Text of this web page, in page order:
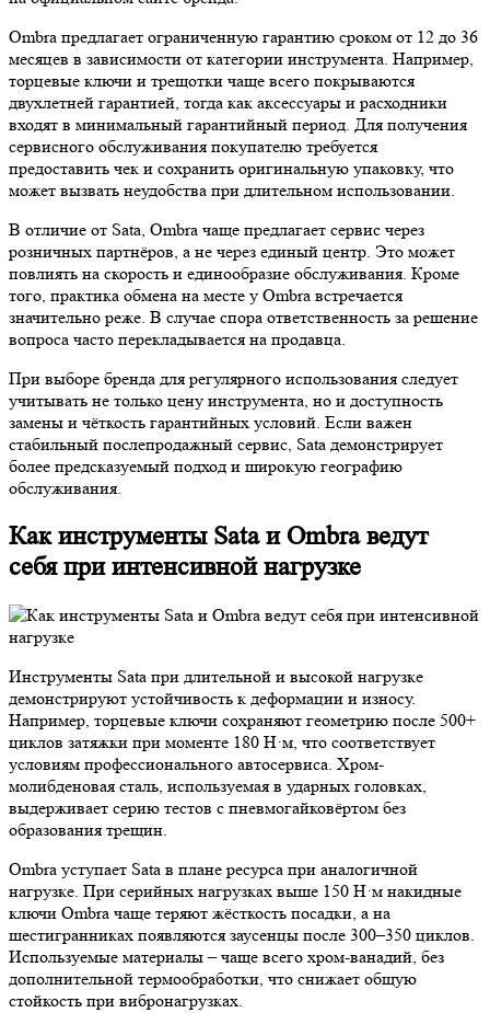
Ombra предлагает ограниченную гарантию сроком от 12 до 36
месяцев в зависимости от категории инструмента. Например,
торцевые ключи и трещотки чаще всего покрываются
двухлетней гарантией, тогда как аксессуары и расходники
входят в минимальный гарантийный период. Для получения
сервисного обслуживания покупателю требуется
предоставить чек и сохранить оригинальную упаковку, что
может вызвать неудобства при длительном использовании.
В отличие от Sata, Ombra чаще предлагает сервис через
розничных партнёров, а не через единый центр. Это может
повлиять на скорость и единообразие обслуживания. Кроме
того, практика обмена на месте у Ombra встречается
значительно реже. В случае спора ответственность за решение
вопроса часто перекладывается на продавца.
При выборе бренда для регулярного использования следует
учитывать не только цену инструмента, но и доступность
замены и чёткость гарантийных условий. Если важен
стабильный послепродажный сервис, Sata демонстрирует
более предсказуемый подход и широкую географию
обслуживания.
Как инструменты Sata и Ombra ведут
себя при интенсивной нагрузке
Инструменты Sata при длительной и высокой нагрузке
демонстрируют устойчивость к деформации и износу.
Например, торцевые ключи сохраняют геометрию после 500+
циклов затяжки при моменте 180 Н·м, что соответствует
условиям профессионального автосервиса. Хром-
молибденовая сталь, используемая в ударных головках,
выдерживает серию тестов с пневмогайковёртом без
образования трещин.
Ombra уступает Sata в плане ресурса при аналогичной
нагрузке. При серийных нагрузках выше 150 Н·м накидные
ключи Ombra чаще теряют жёсткость посадки, а на
шестигранниках появляются заусенцы после 300–350 циклов.
Используемые материалы – чаще всего хром-ванадий, без
дополнительной термообработки, что снижает общую
стойкость при вибронагрузках.